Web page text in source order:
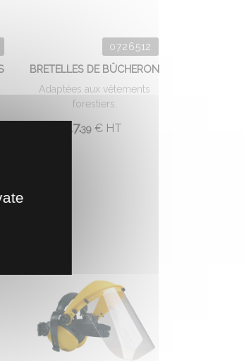
0726512
BRETELLES DE BÛCHERON
Adaptées aux vêtements
forestiers.
17.39 € HT